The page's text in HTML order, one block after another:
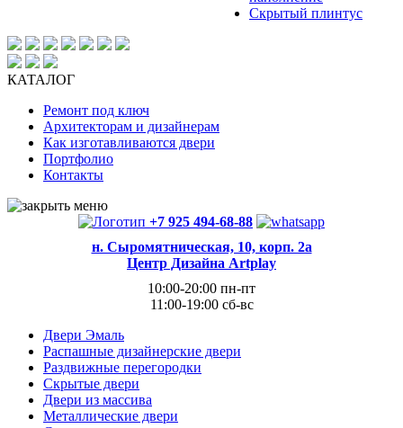
Скрытый плинтус
КАТАЛОГ
Ремонт под ключ
Архитекторам и дизайнерам
Как изготавливаются двери
Портфолио
Контакты
+7 925 494-68-88
н. Сыромятническая, 10, корп. 2а
Центр Дизайна Artplay
10:00-20:00 пн-пт
11:00-19:00 сб-вс
Двери Эмаль
Распашные дизайнерские двери
Раздвижные перегородки
Скрытые двери
Двери из массива
Металлические двери